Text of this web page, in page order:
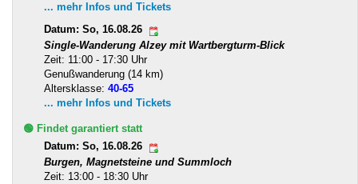
... mehr Infos und Tickets
Datum: So, 16.08.26
Single-Wanderung Alzey mit Wartbergturm-Blick
Zeit: 11:00 - 17:30 Uhr
Genußwanderung (14 km)
Altersklasse: 40-65
... mehr Infos und Tickets
🟢 Findet garantiert statt
Datum: So, 16.08.26
Burgen, Magnetsteine und Summloch
Zeit: 13:00 - 18:30 Uhr